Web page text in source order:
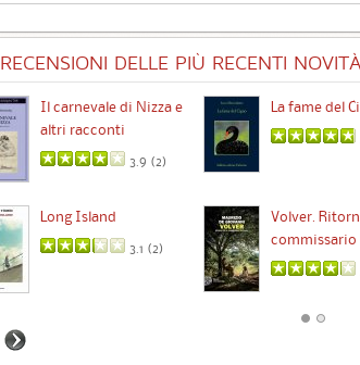
RECENSIONI DELLE PIÙ RECENTI
Il carnevale di Nizza e
altri racconti
3.9 (2)
La fame del
Long Island
3.1 (2)
Volver.
commissario